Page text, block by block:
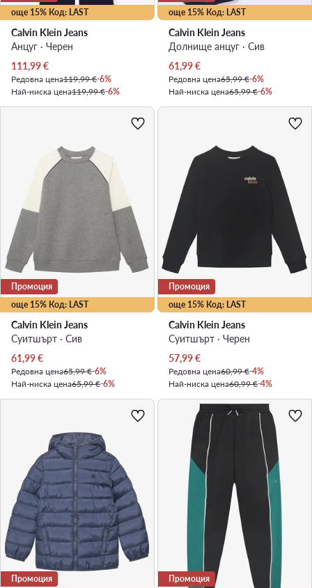
още 15% Код: LAST
Calvin Klein Jeans
Анцуг · Черен
Актуална цена
111,99€
Редовна цена119,99 €-6%
Най-ниска цена119,99 €-6%
още 15% Код: LAST
Calvin Klein Jeans
Долнище анцуг · Сив
Актуална цена
61,99€
Редовна цена65,99 €-6%
Най-ниска цена65,99 €-6%
още 15% Код: LAST
Промоция
Calvin Klein Jeans
Суитшърт · Сив
Актуална цена
61,99€
Редовна цена65,99 €-6%
Най-ниска цена65,99 €-6%
още 15% Код: LAST
Промоция
Calvin Klein Jeans
Суитшърт · Черен
Актуална цена
57,99€
Редовна цена60,99 €-4%
Най-ниска цена60,99 €-4%
Промоция Промоция